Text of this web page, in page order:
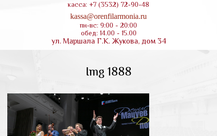
касса: +7 (3532) 72-90-48
kassa@orenfilarmonia.ru
пн-вс: 9:00 - 20:00
обед: 14.00 - 15.00
ул. Маршала Г.К. Жукова, дом 34
Img 1888